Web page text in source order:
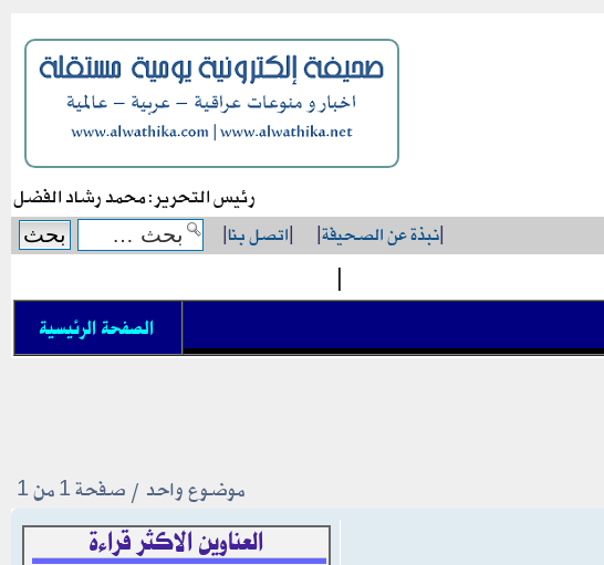
رئيس التحرير: محمد رشاد الفضل
|نبذة عن الصحيفة|
|اتصل بنا|
|
الصفحة الرئيسية
موضوع واحد • صفحة1من1
العناوين الاكثر قراءة